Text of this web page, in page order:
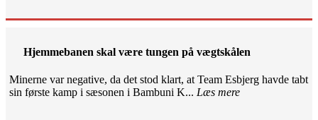
Hjemmebanen skal være tungen på vægtskålen
Minerne var negative, da det stod klart, at Team Esbjerg havde tabt
sin første kamp i sæsonen i Bambuni K... Læs mere